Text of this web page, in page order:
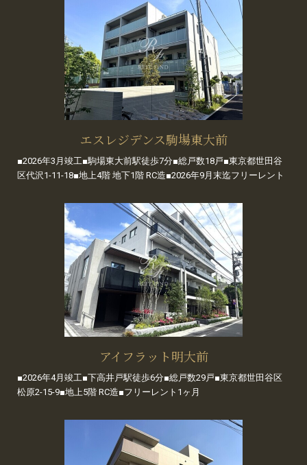
エスレジデンス駒場東大前
■2026年3月竣工■駒場東大前駅徒歩7分■総戸数18戸■東京都世田谷
区代沢1-11-18■地上4階 地下1階 RC造■2026年9月末迄フリーレント
アイフラット明大前
■2026年4月竣工■下高井戸駅徒歩6分■総戸数29戸■東京都世田谷区
松原2-15-9■地上5階 RC造■フリーレント1ヶ月